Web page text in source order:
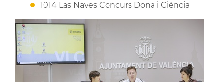
1014 Las Naves Concurs Dona i Ciència